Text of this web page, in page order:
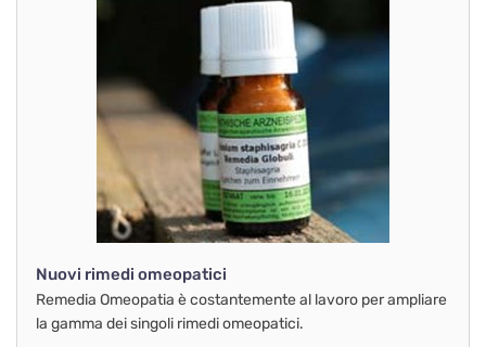
Nuovi rimedi omeopatici
Remedia Omeopatia è costantemente al lavoro per ampliare
la gamma dei singoli rimedi omeopatici.